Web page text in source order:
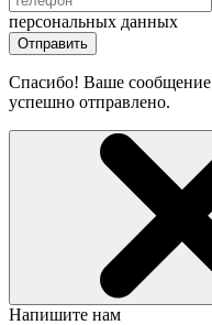
персональных данных
Отправить
Спасибо! Ваше сообщение
успешно отправлено.
Напишите нам